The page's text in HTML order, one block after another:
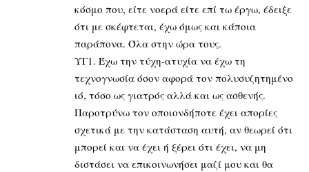
κόσμο που, είτε νοερά είτε επί τω έργω, έδειξε
ότι με σκέφτεται, έχω όμως και κάποια
παράπονα. Όλα στην ώρα τους.
ΥΓ1. Έχω την τύχη-ατυχία να έχω τη
τεχνογνωσία όσον αφορά τον πολυσυζητημένο
ιό, τόσο ως γιατρός αλλά και ως ασθενής.
Παροτρύνω τον οποιονδήποτε έχει απορίες
σχετικά με την κατάσταση αυτή, αν θεωρεί ότι
μπορεί και να έχει ή ξέρει ότι έχει, να μη
διστάσει να επικοινωνήσει μαζί μου και θα